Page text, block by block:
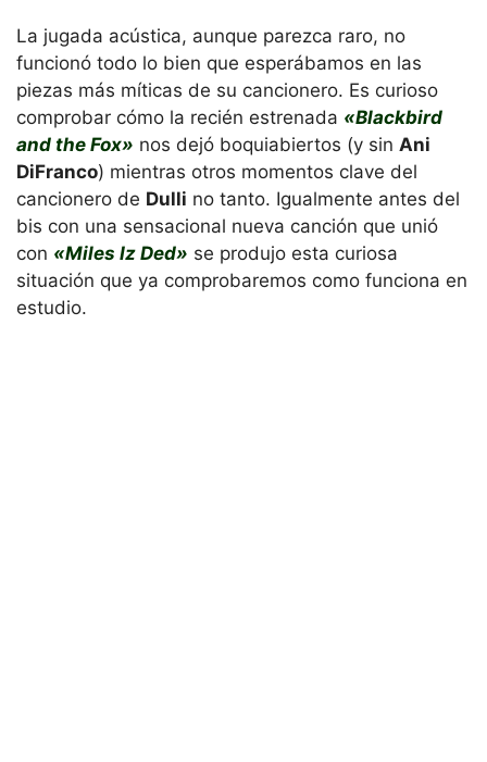
La jugada acústica, aunque parezca raro, no
funcionó todo lo bien que esperábamos en las
piezas más míticas de su cancionero. Es curioso
comprobar cómo la recién estrenada «Blackbird
and the Fox» nos dejó boquiabiertos (y sin Ani
DiFranco) mientras otros momentos clave del
cancionero de Dulli no tanto. Igualmente antes del
bis con una sensacional nueva canción que unió
con «Miles Iz Ded» se produjo esta curiosa
situación que ya comprobaremos como funciona en
estudio.